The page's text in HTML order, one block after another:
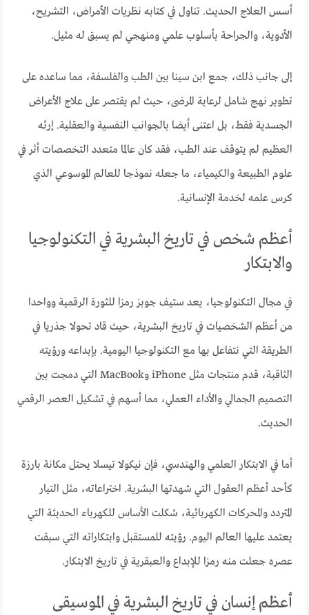
أسس العلاج الحديث. تناول في كتابه نظريات الأمراض، التشريح،
الأدوية، والجراحة بأسلوب علمي ومنهجي لم يسبق له مثيل.
إلى جانب ذلك، جمع ابن سينا بين الطب والفلسفة، مما ساعده على
تطوير نهج شامل لرعاية المرضى، حيث لم يقتصر على علاج الأعراض
الجسدية فقط، بل اعتنى أيضا بالجوانب النفسية والعقلية. إرثه
العظيم لم يتوقف عند الطب، فقد كان عالما متعدد التخصصات أثر في
علوم الطبيعة والكيمياء، ما جعله نموذجا للعالم الموسوعي الذي
كرس علمه لخدمة الإنسانية.
أعظم شخص في تاريخ البشرية في التكنولوجيا
والابتكار
في مجال التكنولوجيا، يعد ستيف جوبز رمزا للثورة الرقمية وواحدا
من أعظم الشخصيات في تاريخ البشرية، حيث قاد تحولا جذريا في
الطريقة التي نتفاعل بها مع التكنولوجيا اليومية. بإبداعه ورؤيته
الثاقبة، قدم منتجات مثل iPhone وMacBook التي دمجت بين
التصميم الجمالي والأداء العملي، مما أسهم في تشكيل العصر الرقمي
الحديث.
أما في الابتكار العلمي والهندسي، فإن نيكولا تيسلا يحتل مكانة بارزة
كأحد أعظم العقول التي شهدتها البشرية. اختراعاته، مثل التيار
المتردد والمحركات الكهربائية، شكلت الأساس للكهرباء الحديثة التي
يعتمد عليها العالم اليوم. رؤيته للمستقبل وابتكاراته التي سبقت
عصره جعلت منه رمزا للإبداع والعبقرية في تاريخ الابتكار.
أعظم إنسان في تاريخ البشرية في الموسيقى